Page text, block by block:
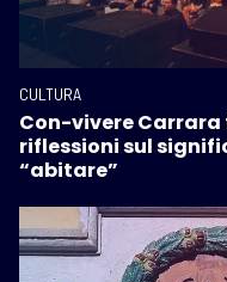
CULTURA
Con-vivere
riflessioni sul
“abitare”